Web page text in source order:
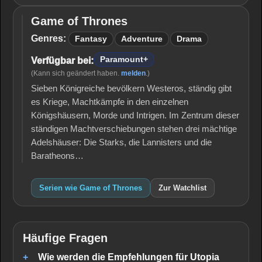
Game
of
Game of Thrones
Genres: Fantasy Adventure Drama
Verfügbar bei: Paramount+
(Kann sich geändert haben. melden.)
Sieben Königreiche bevölkern Westeros, ständig gibt
es Kriege, Machtkämpfe in den einzelnen
Königshäusern, Morde und Intrigen. Im Zentrum dieser
ständigen Machtverschiebungen stehen drei mächtige
Adelshäuser: Die Starks, die Lannisters und die
Baratheons…
Serien wie Game of Thrones Zur Watchlist
Häufige Fragen
Wie werden die Empfehlungen für Utopia